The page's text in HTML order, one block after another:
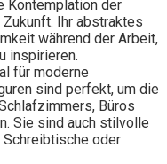
Kontemplation der
Ihr abstraktes
während der Arbeit,
inspirieren.
für moderne
sind perfekt, um die
Büros
Sie sind auch stilvolle
Schreibtische oder